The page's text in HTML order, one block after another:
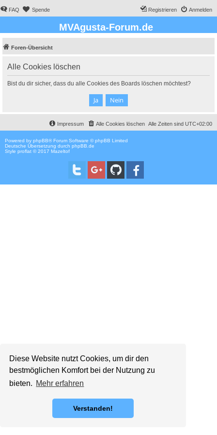
Diese Website nutzt Cookies, um dir den
bestmöglichen Komfort bei der Nutzung zu
bieten. Mehr erfahren
Verstanden!
FAQ Spende Anmelden
Registrieren
MVAgusta-Forum.de
Foren-Übersicht
Alle Cookies löschen
Bist du dir sicher, dass du alle Cookies des Boards löschen möchtest?
Alle Zeiten sind UTC+02:00
Alle Cookies löschen
Impressum
Powered by phpBB® Forum Software © phpBB Limited
Deutsche Übersetzung durch phpBB.de
Style proflat © 2017 Mazeltof